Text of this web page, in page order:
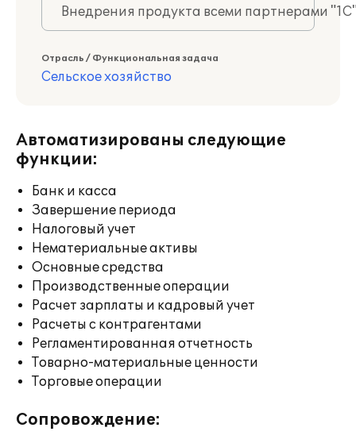
Внедрения продукта всеми партнерами
Отрасль / Функциональная задача
Сельское хозяйство
Автоматизированы следующие
функции:
Банк и касса
Завершение периода
Налоговый учет
Нематериальные активы
Основные средства
Производственные операции
Расчет зарплаты и кадровый учет
Расчеты с контрагентами
Регламентированная отчетность
Товарно-материальные ценности
Торговые операции
Сопровождение: